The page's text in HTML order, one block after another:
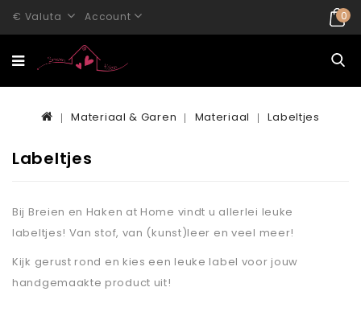
€ Valuta Account 0
Materiaal & Garen Materiaal Labeltjes
Labeltjes
Bij Breien en Haken at Home vindt u allerlei leuke
labeltjes! Van stof, van (kunst)leer en veel meer!
Kijk gerust rond en kies een leuke label voor jouw
handgemaakte product uit!